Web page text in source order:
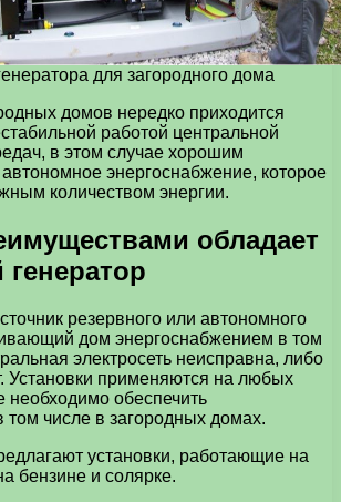
для загородного дома
домов нередко приходится
работой центральной
в этом случае хорошим
энергоснабжение, которое
количеством энергии.
обладает
резервного или автономного
дом энергоснабжением в том
электросеть неисправна, либо
Установки применяются на любых
необходимо обеспечить
том числе в загородных домах.
установки, работающие на
бензине и солярке.